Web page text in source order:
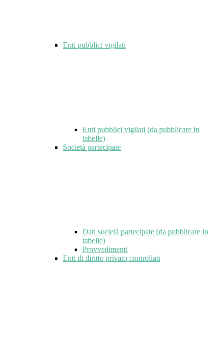
Enti pubblici vigilati
Enti pubblici vigilati (da pubblicare in
tabelle)
Società partecipate
Dati società partecipate (da pubblicare in
tabelle)
Provvedimenti
Enti di diritto privato controllati